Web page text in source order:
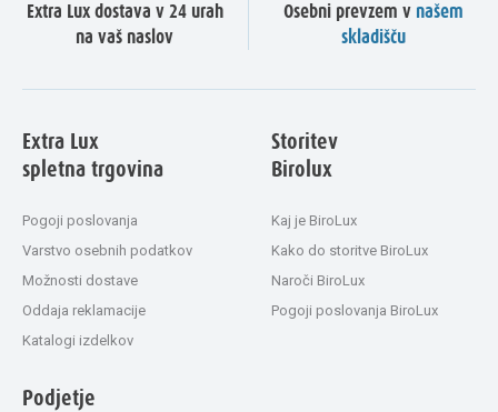
Extra Lux dostava v 24 urah
na vaš naslov
Osebni prevzem v našem
skladišču
Extra Lux
spletna trgovina
Pogoji poslovanja
Varstvo osebnih podatkov
Možnosti dostave
Oddaja reklamacije
Katalogi izdelkov
Storitev
Birolux
Kaj je BiroLux
Kako do storitve BiroLux
Naroči BiroLux
Pogoji poslovanja BiroLux
Podjetje